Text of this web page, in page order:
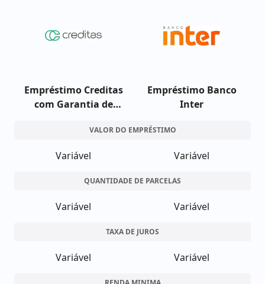
Empréstimo Creditas
com Garantia de
Empréstimo Banco
Inter
VALOR DO EMPRÉSTIMO
Variável Variável
QUANTIDADE DE PARCELAS
Variável Variável
TAXA DE JUROS
Variável Variável